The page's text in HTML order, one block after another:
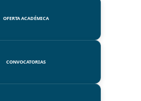
OFERTA ACADÉMICA
CONVOCATORIAS